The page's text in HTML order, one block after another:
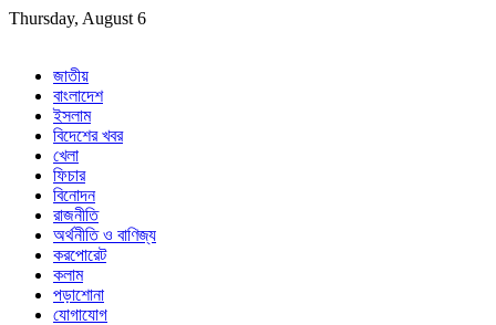
Skip
Thursday, August 6
জাতীয়
বাংলাদেশ
ইসলাম
বিদেশের খবর
খেলা
ফিচার
বিনোদন
রাজনীতি
অর্থনীতি ও বাণিজ্য
করপোরেট
কলাম
পড়াশোনা
যোগাযোগ